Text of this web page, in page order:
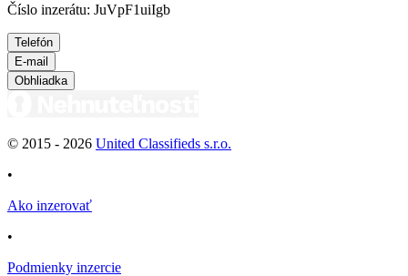
Číslo inzerátu: JuVpF1uiIgb
Telefón
E-mail
Obhliadka
© 2015 - 2026 United Classifieds s.r.o.
•
Ako inzerovať
•
Podmienky inzercie